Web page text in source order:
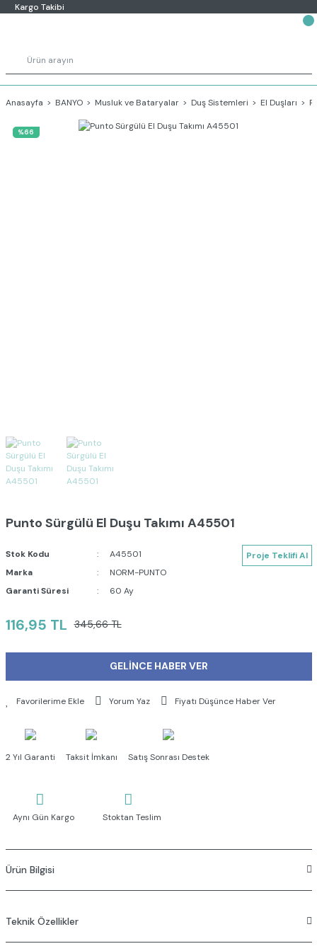
Kargo Takibi
Anasayfa BANYO Musluk ve Bataryalar Duş Sistemleri El Duşları
%66
Punto Sürgülü El Duşu Takımı A45501
Stok Kodu
A45501
Marka
NORM-PUNTO
Garanti Süresi
60 Ay
Proje Teklifi Al
116,95 TL 345,66 TL
GELİNCE HABER VER
Yorum Yaz Fiyatı Düşünce Haber Ver
2 Yıl Garanti Taksit İmkanı Satış Sonrası Destek
Aynı Gün Kargo Stoktan Teslim
Ürün Bilgisi
Teknik Özellikler